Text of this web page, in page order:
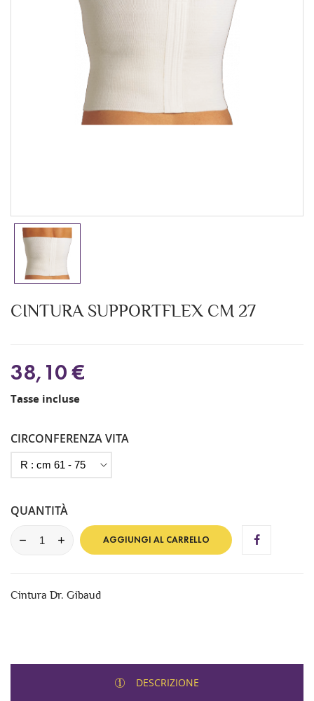
CINTURA SUPPORTFLEX CM 27
38,10 €
Tasse incluse
CIRCONFERENZA VITA
QUANTITÀ
AGGIUNGI AL CARRELLO
Cintura Dr. Gibaud
DESCRIZIONE